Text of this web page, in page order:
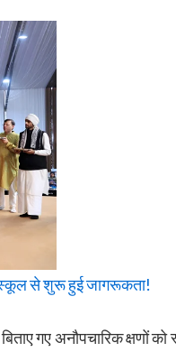
स्कूल से शुरू हुई जागरूकता!
गए अनौपचारिक क्षणों